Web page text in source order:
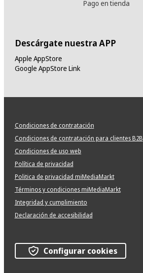
Pago en tienda
Descárgate nuestra APP
Apple AppStore
Google AppStore Link
Condiciones de contratación
Condiciones de contratación para clientes B2B
Condiciones de uso web
Política de privacidad
Politica de privacidad miMediaMarkt
Términos y condiciones miMediaMarkt
Integridad y cumplimiento
Declaración de accesibilidad
Configurar cookies